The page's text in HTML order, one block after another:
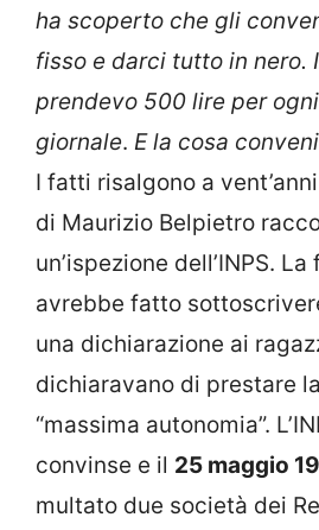
ha scoperto che gli
fisso e darci tutto in nero.
prendevo 500 lire per
giornale. E la cosa
I fatti risalgono a
di Maurizio Belpietro
un’ispezione dell’INPS.
avrebbe fatto
una dichiarazione ai
dichiaravano di prestare
“massima autonomia”.
convinse e il 25 maggio
multato due società dei